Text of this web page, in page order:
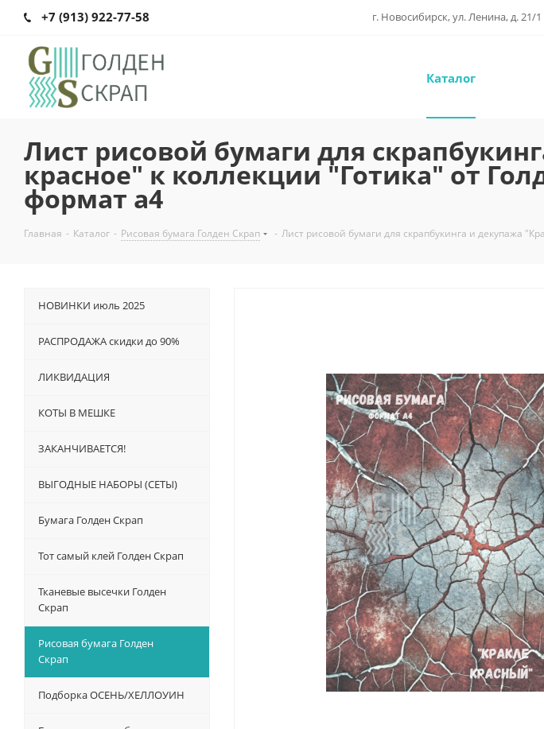
+7 (913) 922-77-58 г. Новосибирск, ул. Ленина, д. 21/
Каталог
Лист рисовой бумаги для
красное" к коллекции "Готика" от
формат а4
Главная - Каталог - Рисовая бумага Голден Скрап - Лист рисовой бумаги для скрапбукинга и декупажа
НОВИНКИ июль 2025
РАСПРОДАЖА скидки до 90%
ЛИКВИДАЦИЯ
КОТЫ В МЕШКЕ
ЗАКАНЧИВАЕТСЯ!
ВЫГОДНЫЕ НАБОРЫ (СЕТЫ)
Бумага Голден Скрап
Тот самый клей Голден Скрап
Тканевые высечки Голден
Скрап
Рисовая бумага Голден
Скрап
Подборка ОСЕНЬ/ХЕЛЛОУИН